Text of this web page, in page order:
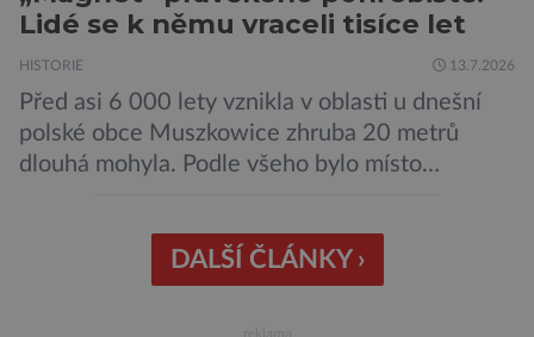
Lidé se k němu vraceli tisíce let
HISTORIE 13.7.2026
Před asi 6 000 lety vznikla v oblasti u dnešní
polské obce Muszkowice zhruba 20 metrů
dlouhá mohyla. Podle všeho bylo místo
mohyl, které se nacházejí v ose té starší. Na
archeologických pracích se podíleli experti ze
DALŠÍ ČLÁNKY ›